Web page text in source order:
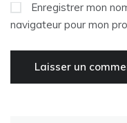
Enregistrer mon
navigateur pour mon